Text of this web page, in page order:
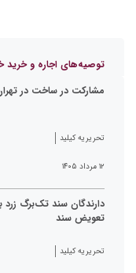
توصیه‌های اجاره و خرید
مشارکت در ساخت در تهران؛ از فرمول ۴۰-
تحریریه کیلید
۱۲ مرداد ۱۴۰۵
دارندگان سند تک‌برگ زرد
تعویض سند
تحریریه کیلید